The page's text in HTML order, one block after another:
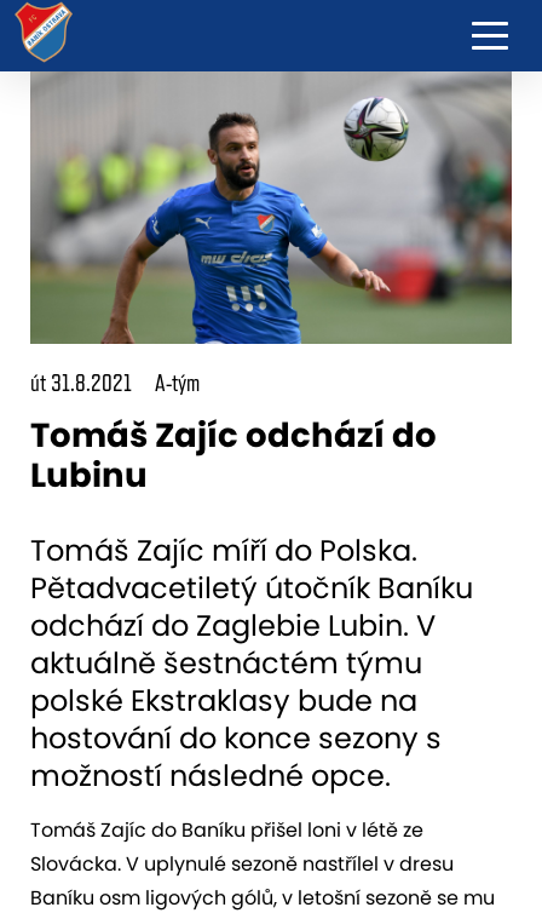
út 31.8.2021 A-tým
Tomáš Zajíc odchází do
Lubinu
Tomáš Zajíc míří do Polska.
Pětadvacetiletý útočník Baníku
odchází do Zaglebie Lubin. V
aktuálně šestnáctém týmu
polské Ekstraklasy bude na
hostování do konce sezony s
možností následné opce.
Tomáš Zajíc do Baníku přišel loni v létě ze
Slovácka. V uplynulé sezoně nastřílel v dresu
Baníku osm ligových gólů, v letošní sezoně se mu